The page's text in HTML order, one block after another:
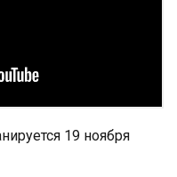
19 ноября